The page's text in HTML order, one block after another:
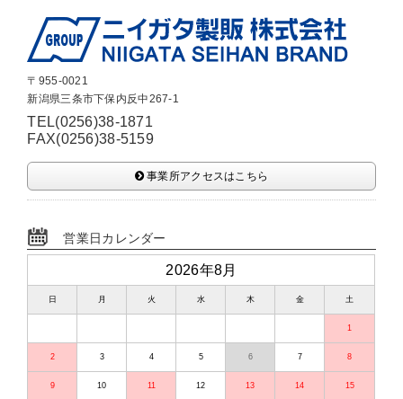
〒955-0021
新潟県三条市下保内反中267-1
TEL(0256)38-1871
FAX(0256)38-5159
事業所アクセスはこちら
営業日カレンダー
2026年8月
日 月 火 水 木 金 土
1
2 3 4 5 6 7 8
9 10 11 12 13 14 15